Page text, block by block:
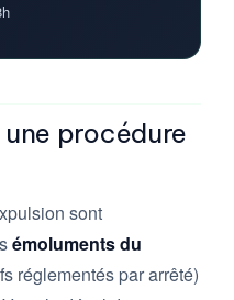
procédure
sont
émoluments du
réglementés par arrêté)